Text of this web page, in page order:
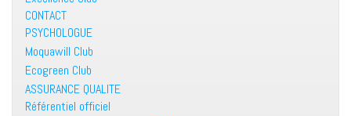
CONTACT
PSYCHOLOGUE
Moquawill Club
Ecogreen Club
ASSURANCE QUALITE
Référentiel officiel